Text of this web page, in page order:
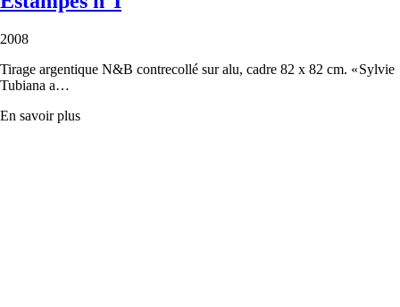
2008
Tirage argentique N&B contrecollé sur alu, cadre 82 x 82 cm. « Sylvie
Tubiana a…
En savoir plus